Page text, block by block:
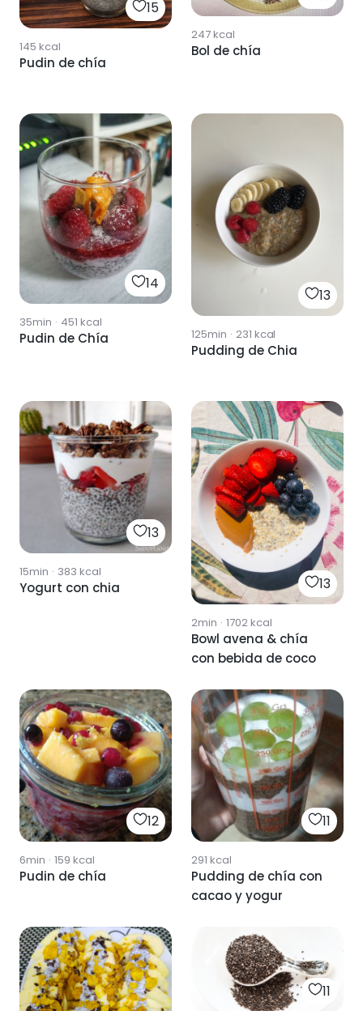
15
145 kcal
Pudin de chía
247kcal
Bol de chía
14
35min · 451 kcal
Pudin de Chía
13
125min · 231 kcal
Pudding de Chia
13
15min · 383 kcal
Yogurt con chia 13
2min · 1702kcal
Bowl avena & chía
con bebida de coco
12
6min · 159 kcal
Pudin de chía
11
291 kcal
Pudding de chía con
cacao y yogur
11